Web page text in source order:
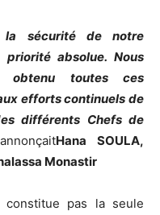
la sécurité de notre
absolue. Nous
obtenu toutes ces
efforts continuels de
différents Chefs de
Hana SOULA,
Monastir
constitue pas la seule